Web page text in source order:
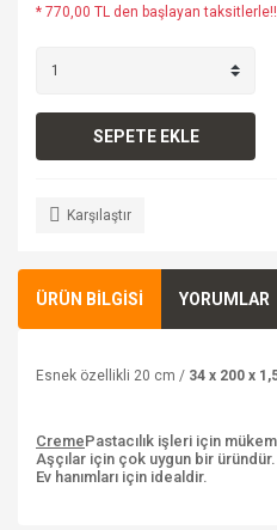
* 770,00 TL den başlayan taksitlerle!!
SEPETE EKLE
Karşılaştır
ÜRÜN BİLGİSİ YORUMLAR
Esnek özellikli 20 cm / 34 x 200 x
CremePastacılık işleri için
Aşçılar için çok uygun bir üründür.
Ev hanımları için idealdir.